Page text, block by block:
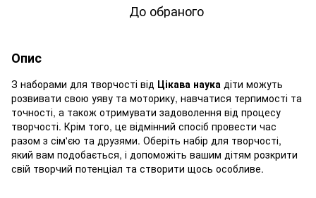
До обраного
Опис
З наборами для творчості від Цікава наука діти можуть
розвивати свою уяву та моторику, навчатися терпимості та
точності, а також отримувати задоволення від процесу
творчості. Крім того, це відмінний спосіб провести час
разом з сім'єю та друзями. Оберіть набір для творчості,
який вам подобається, і допоможіть вашим дітям розкрити
свій творчий потенціал та створити щось особливе.